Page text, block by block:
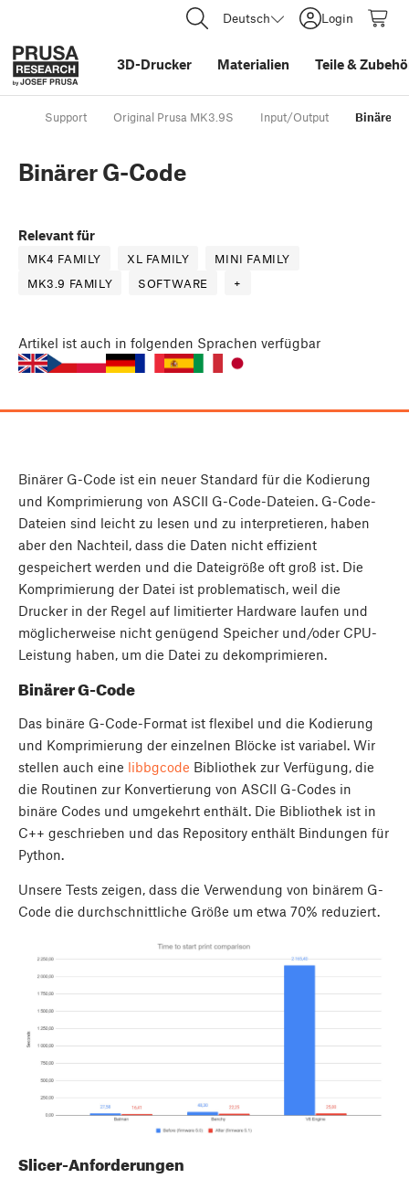
Deutsch Login
3D-Drucker Materialien Teile&
Support Original Prusa MK3.9S Input/Output Binärer
Binärer G-Code
Relevant für
MK4 FAMILY XL FAMILY
MINI FAMILY
MK3.9 FAMILY
SOFTWARE +
Artikel ist auch in folgenden Sprachen verfügbar
Binärer G-Code ist ein neuer Standard für die Kodierung
und Komprimierung von ASCII G-Code-Dateien. G-Code-
Dateien sind leicht zu lesen und zu interpretieren, haben
aber den Nachteil, dass die Daten nicht effizient
gespeichert werden und die Dateigröße oft groß ist. Die
Komprimierung der Datei ist problematisch, weil die
Drucker in der Regel auf limitierter Hardware laufen und
möglicherweise nicht genügend Speicher und/oder CPU-
Leistung haben, um die Datei zu dekomprimieren.
Binärer G-Code
Das binäre G-Code-Format ist flexibel und die Kodierung
und Komprimierung der einzelnen Blöcke ist variabel. Wir
stellen auch eine libbgcode Bibliothek zur Verfügung, die
die Routinen zur Konvertierung von ASCII G-Codes in
binäre Codes und umgekehrt enthält. Die Bibliothek ist in
C++ geschrieben und das Repository enthält Bindungen für
Python.
Unsere Tests zeigen, dass die Verwendung von binärem G-
Code die durchschnittliche Größe um etwa 70% reduziert.
Slicer-Anforderungen